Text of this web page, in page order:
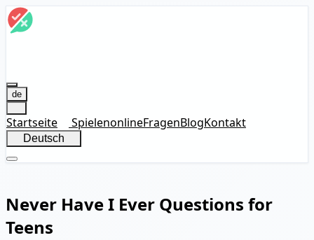
de
Startseite SpielenonlineFragenBlogKontakt
Deutsch
Never Have I Ever Questions for
Teens